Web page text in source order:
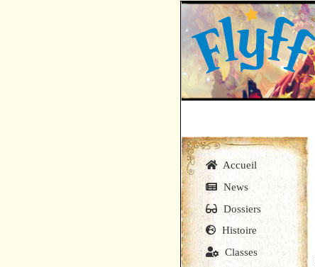
Accueil
News
Dossiers
Histoire
Classes